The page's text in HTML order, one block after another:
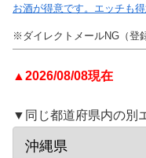
お酒が得意です。エッチも
※ダイレクトメールNG（登
▲2026/08/08現在
▼同じ都道府県内の別